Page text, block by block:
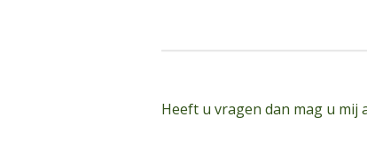
Heeft u vragen dan mag u mij